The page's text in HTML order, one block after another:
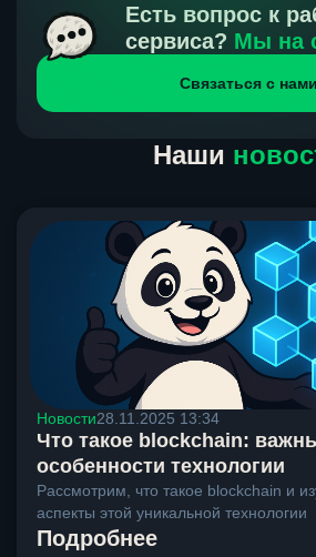
получения нами средств от тебя, а на
направлений курс, указанный на
окончательным. Если
чат на сайте, мы поможем
Есть вопрос к
сервиса? Мы на
Связаться с нами
Наши
Новости28.11.2025 13:34
Что такое blockchain:
особенности технологии
Рассмотрим, что такое blockchain и
аспекты этой уникальной технологии
Подробнее